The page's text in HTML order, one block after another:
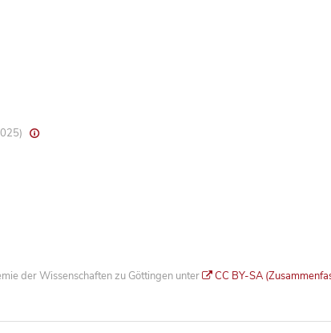
der Wissenschaften zu Göttingen unter
CC BY-SA